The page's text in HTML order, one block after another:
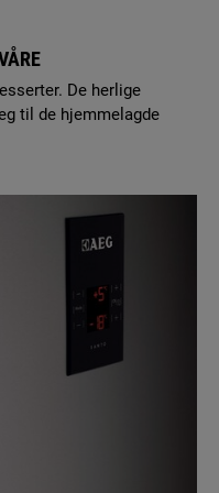
De herlige
til de hjemmelagde